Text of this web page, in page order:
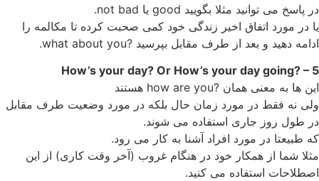
در پاسخ می توانید مثلا بگویید good یا not bad.
یا در مورد اتفاق اخیر زندگی خود کمی صحبت کرده تا مکالمه را
ادامه دهید و بعد از طرف مقابل بپرسید ?what about you.
5 – ?How’s your day? Or How’s your day going
این ها به معنی همان ?how are you هستند
ولی نه فقط در مورد زمان حال بلکه در مورد وضعیت طرف مقابل
در طول روز جاری استفاده می شوند.
که طبیعتا در مورد افراد آشنا به کار می رود.
مثلا شما از همکار خود در هنگام غروب (آخر وقت کاری) از این
اصطلاحات استفاده می کنید.